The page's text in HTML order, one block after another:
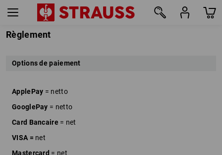
Règlement
Options de paiement
ApplePay = netto
GooglePay = netto
Card Bancaire = net
VISA = net
Mastercard = net